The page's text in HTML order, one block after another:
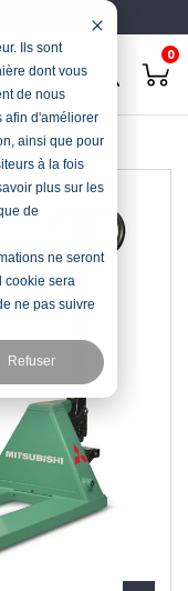
Ils sont
dont vous
de nous
afin d'améliorer
ainsi que pour
à la fois
plus sur les
de
ne seront
cookie sera
ne pas suivre
Refuser
0